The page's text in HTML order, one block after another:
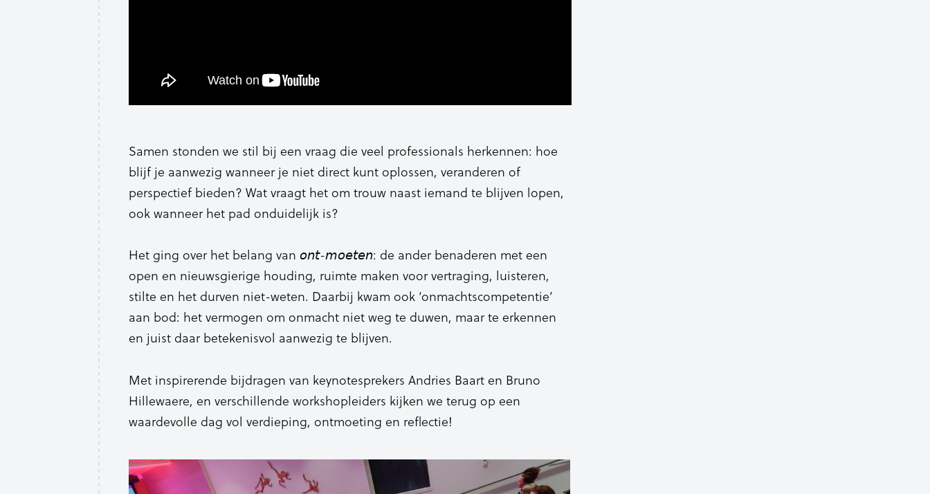
Samen stonden we stil bij een vraag die veel professionals herkennen: hoe
blijf je aanwezig wanneer je niet direct kunt oplossen, veranderen of
perspectief bieden? Wat vraagt het om trouw naast iemand te blijven lopen,
ook wanneer het pad onduidelijk is?
Het ging over het belang van 𝘰𝘯𝘵-𝘮𝘰𝘦𝘵𝘦𝘯: de ander benaderen met een
open en nieuwsgierige houding, ruimte maken voor vertraging, luisteren,
stilte en het durven niet-weten. Daarbij kwam ook ‘onmachtscompetentie’
aan bod: het vermogen om onmacht niet weg te duwen, maar te erkennen
en juist daar betekenisvol aanwezig te blijven.
Met inspirerende bijdragen van keynotesprekers Andries Baart en Bruno
Hillewaere, en verschillende workshopleiders kijken we terug op een
waardevolle dag vol verdieping, ontmoeting en reflectie!